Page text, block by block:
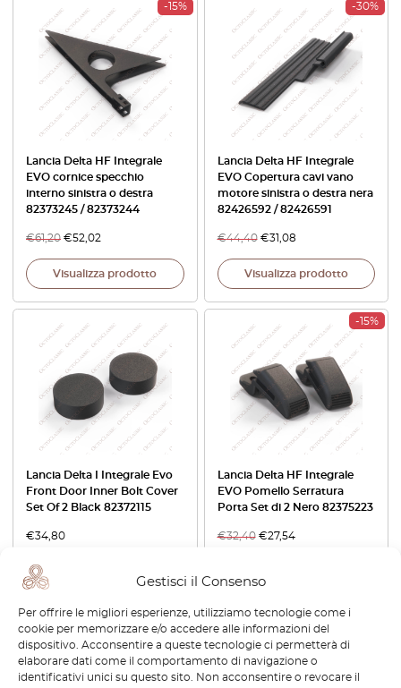
Gestisci il Consenso
Per offrire le migliori esperienze, utilizziamo tecnologie come i
cookie per memorizzare e/o accedere alle informazioni del
dispositivo. Acconsentire a queste tecnologie ci permetterà di
elaborare dati come il comportamento di navigazione o
identificativi unici su questo sito. Non acconsentire o revocare il
-15%
Lancia Delta HF Integrale
EVO cornice specchio
interno sinistra o destra
82373245 / 82373244
€61,20 €52,02
Visualizza prodotto
-30%
Lancia Delta HF Integrale
EVO Copertura cavi vano
motore sinistra o destra nera
82426592 / 82426591
€44,40 €31,08
Visualizza prodotto
Lancia Delta I Integrale Evo
Front Door Inner Bolt Cover
Set Of 2 Black 82372115
€34,80
-15%
Lancia Delta HF Integrale
EVO Pomello Serratura
Porta Set di 2 Nero 82375223
€32,40 €27,54
-15%